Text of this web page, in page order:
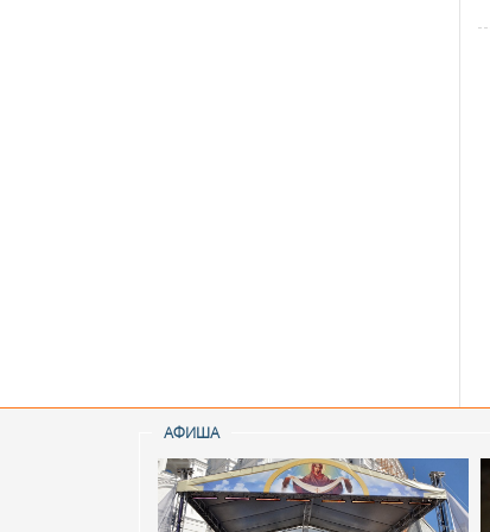
АФИША